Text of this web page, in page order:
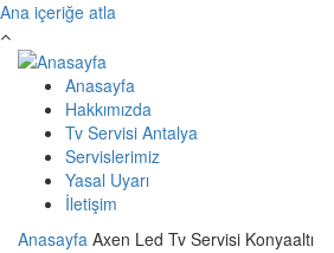
Ana içeriğe atla
Anasayfa
Hakkımızda
Tv Servisi Antalya
Servislerimiz
Yasal Uyarı
İletişim
Anasayfa Axen Led Tv Servisi Konyaaltı